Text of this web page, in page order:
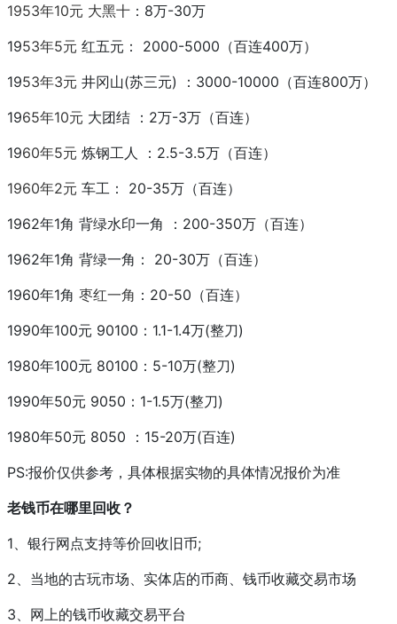
1953年10元 大黑十 ：8万-30万
1953年5元 红五元： 2000-5000（百连400万）
1953年3元 井冈山(苏三元) ：3000-10000（百连800万）
1965年10元 大团结 ：2万-3万（百连）
1960年5元 炼钢工人 ：2.5-3.5万（百连）
1960年2元 车工： 20-35万（百连）
1962年1角 背绿水印一角 ：200-350万（百连）
1962年1角 背绿一角： 20-30万（百连）
1960年1角 枣红一角 ：20-50（百连）
1990年100元 90100：1.1-1.4万(整刀)
1980年100元 80100：5-10万(整刀)
1990年50元 9050：1-1.5万(整刀)
1980年50元 8050 ：15-20万(百连)
PS:报价仅供参考，具体根据实物的具体情况报价为准
老钱币在哪里回收？
1、银行网点支持等价回收旧币;
2、当地的古玩市场、实体店的币商、钱币收藏交易市场
3、网上的钱币收藏交易平台